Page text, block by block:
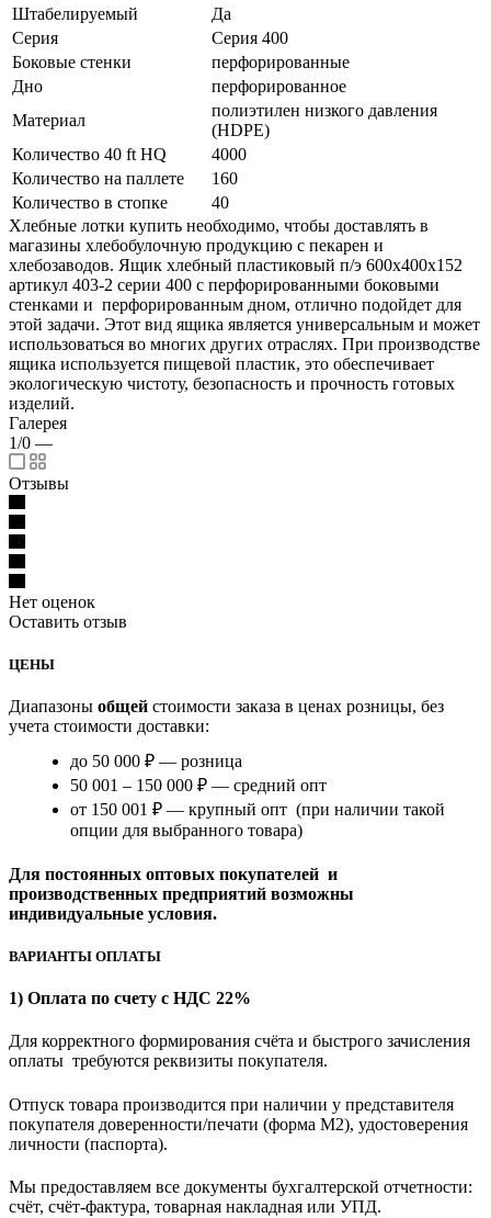
Штабелируемый
Да
Серия
Серия 400
Боковые стенки
перфорированные
Дно
перфорированное
Материал
полиэтилен низкого давления
(HDPE)
Количество 40 ft HQ
4000
Количество на паллете
160
Количество в стопке
40
Хлебные лотки купить необходимо, чтобы доставлять в
магазины хлебобулочную продукцию с пекарен и
хлебозаводов. Ящик хлебный пластиковый п/э 600х400х152
артикул 403-2 серии 400 с перфорированными боковыми
стенками и перфорированным дном, отлично подойдет для
этой задачи. Этот вид ящика является универсальным и может
использоваться во многих других отраслях. При производстве
ящика используется пищевой пластик, это обеспечивает
экологическую чистоту, безопасность и прочность готовых
изделий.
Галерея
1/0 —
Отзывы
Нет оценок
Оставить отзыв
ЦЕНЫ
Диапазоны общей стоимости заказа в ценах розницы, без
учета стоимости доставки:
до 50 000 ₽ — розница
50 001 – 150 000 ₽ — средний опт
от 150 001 ₽ — крупный опт (при наличии такой
опции для выбранного товара)
Для постоянных оптовых покупателей и
производственных предприятий возможны
индивидуальные условия.
ВАРИАНТЫ ОПЛАТЫ
1) Оплата по счету с НДС 22%
Для корректного формирования счёта и быстрого зачисления
оплаты требуются реквизиты покупателя.
Отпуск товара производится при наличии у представителя
покупателя доверенности/печати (форма M2), удостоверения
личности (паспорта).
Мы предоставляем все документы бухгалтерской отчетности:
счёт, счёт-фактура, товарная накладная или УПД.